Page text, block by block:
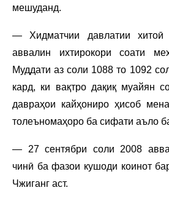
мешуданд.
— Хидматчии давлатии
аввалин ихтирокори соати
Муддати аз соли 1088 то 1092
кард, ки вақтро дақиқ муайян
давраҳои кайҳониро ҳисоб
толеъномаҳоро ба сифати аъло
— 27 сентябри соли 2008
чинӣ ба фазои кушоди коинот
Чжиганг аст.